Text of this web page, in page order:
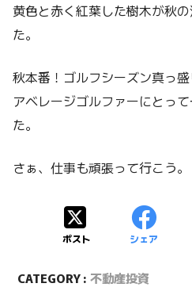
黄色と赤く紅葉した樹木が秋
た。
秋本番！ゴルフシーズン真っ盛
アベレージゴルファーにとっ
た。
さぁ、仕事も頑張って行こ
ポスト シェア
CATEGORY : 不動産投資